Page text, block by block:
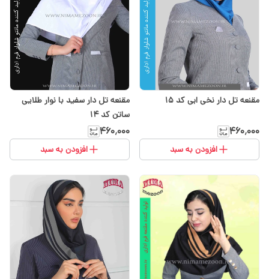
مقنعه تل دار نخی ابی کد 15
۴۶۰٬۰۰۰
افزودن به سبد
مقنعه تل دار سفید با نوار طلایی
ساتن کد ۱۴
۴۶۰٬۰۰۰
افزودن به سبد